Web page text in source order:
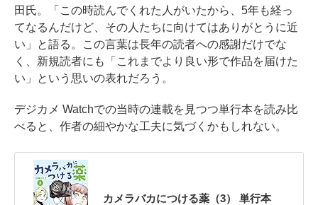
田氏。「この時読んでくれた人がいたから、5年も経っ
てなるんだけど、その人たちに向けてはありがとうに近
い」と語る。この言葉は長年の読者への感謝だけでな
く、新規読者にも「これまでより良い形で作品を届けた
い」という思いの表れだろう。
デジカメ Watchでの当時の連載を見つつ単行本を読み比
べると、作者の細やかな工夫に気づくかもしれない。
カメラバカにつける薬（3） 単行本